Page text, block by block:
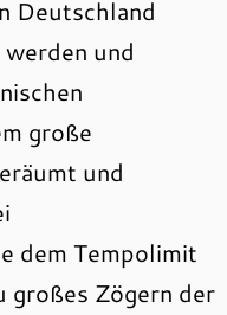
Deutschland
und
große
und
dem Tempolimit
großes Zögern der